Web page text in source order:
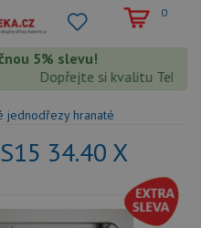
0
5% slevu!
Dopřejte si kvalitu Teka s
jednodřezy hranaté
34.40 X